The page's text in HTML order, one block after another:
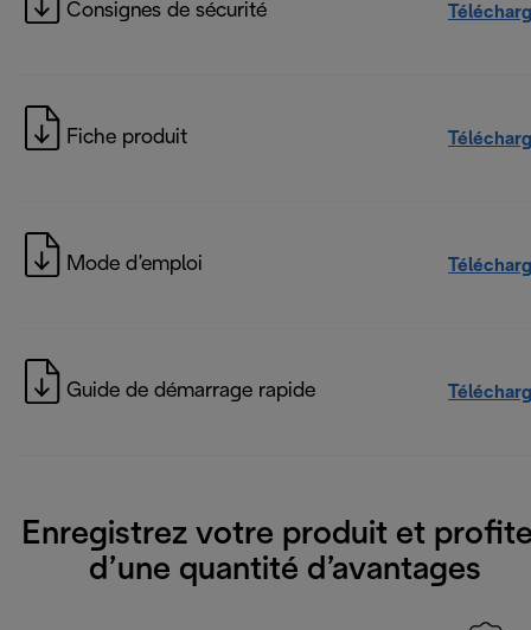
Consignes de sécurité
Fiche produit
Mode d’emploi
Guide de démarrage rapide
Enregistrez votre produit et
d’une quantité d’avantages